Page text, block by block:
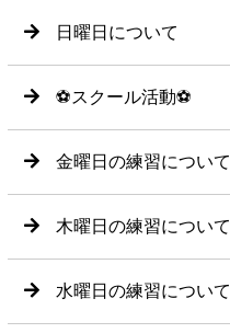
日曜日について
⚽️スクール活動⚽️
金曜日の練習について
木曜日の練習について
水曜日の練習について